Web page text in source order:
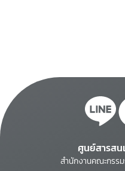
ศูนย์สารส
สำนักงานคณะกรร